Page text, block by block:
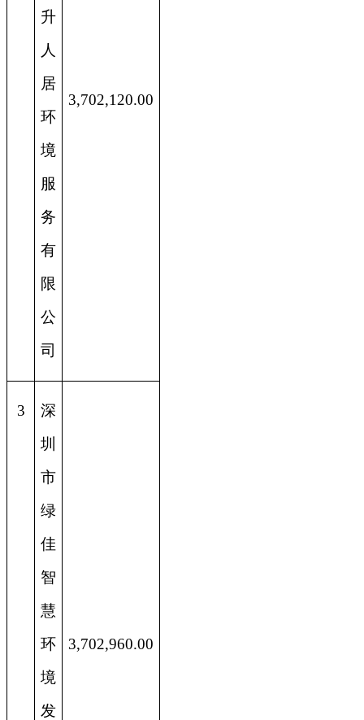
升
人
居
环
境
服
务
有
限
公
司
3,702,120.00
3
深
圳
市
绿
佳
智
慧
环
境
发
3,702,960.00